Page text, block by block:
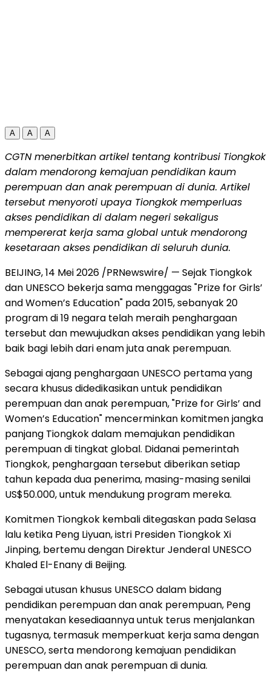
A A A
CGTN menerbitkan artikel tentang kontribusi Tiongkok
dalam mendorong kemajuan pendidikan kaum
perempuan dan anak perempuan di dunia. Artikel
tersebut menyoroti upaya Tiongkok memperluas
akses pendidikan di dalam negeri sekaligus
mempererat kerja sama global untuk mendorong
kesetaraan akses pendidikan di seluruh dunia.
BEIJING, 14 Mei 2026 /PRNewswire/ — Sejak Tiongkok
dan UNESCO bekerja sama menggagas "Prize for Girls’
and Women’s Education" pada 2015, sebanyak 20
program di 19 negara telah meraih penghargaan
tersebut dan mewujudkan akses pendidikan yang lebih
baik bagi lebih dari enam juta anak perempuan.
Sebagai ajang penghargaan UNESCO pertama yang
secara khusus didedikasikan untuk pendidikan
perempuan dan anak perempuan, "Prize for Girls’ and
Women’s Education" mencerminkan komitmen jangka
panjang Tiongkok dalam memajukan pendidikan
perempuan di tingkat global. Didanai pemerintah
Tiongkok, penghargaan tersebut diberikan setiap
tahun kepada dua penerima, masing-masing senilai
US$50.000, untuk mendukung program mereka.
Komitmen Tiongkok kembali ditegaskan pada Selasa
lalu ketika Peng Liyuan, istri Presiden Tiongkok Xi
Jinping, bertemu dengan Direktur Jenderal UNESCO
Khaled El-Enany di Beijing.
Sebagai utusan khusus UNESCO dalam bidang
pendidikan perempuan dan anak perempuan, Peng
menyatakan kesediaannya untuk terus menjalankan
tugasnya, termasuk memperkuat kerja sama dengan
UNESCO, serta mendorong kemajuan pendidikan
perempuan dan anak perempuan di dunia.